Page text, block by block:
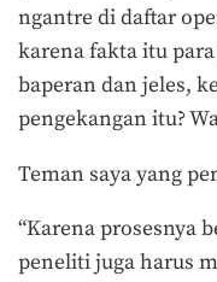
ngantre di daftar
karena fakta itu
baperan dan jeles,
pengekangan itu?
Teman saya yang
“Karena prosesnya
peneliti juga harus